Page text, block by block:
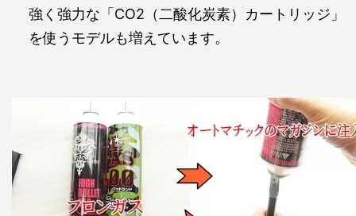
強く強力な「CO2（二酸化炭素）カートリッジ」
を使うモデルも増えています。